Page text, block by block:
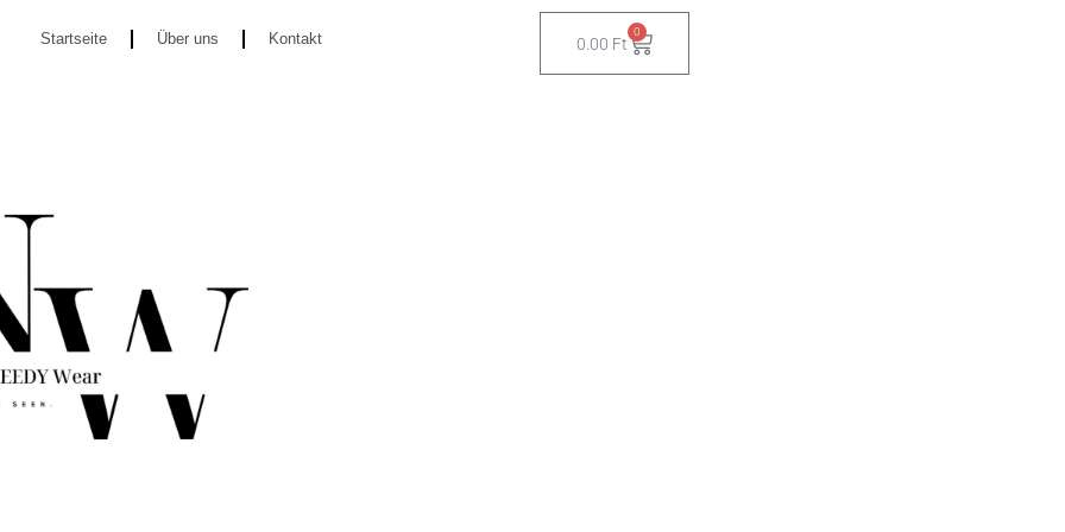
Startseite Über uns Kontakt 0.00 Ft
0
Cart